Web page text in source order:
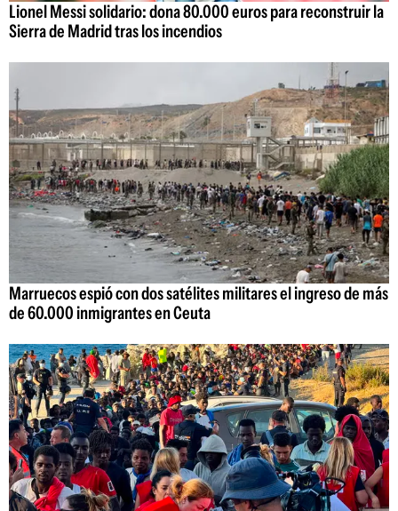
Lionel Messi solidario: dona 80.000 euros para reconstruir la
Sierra de Madrid tras los incendios
Marruecos espió con dos satélites militares el ingreso de más
de 60.000 inmigrantes en Ceuta